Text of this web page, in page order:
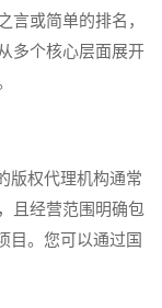
言或简单的排名，
多个核心层面展开
权代理机构通常
且经营范围明确包
目。您可以通过国